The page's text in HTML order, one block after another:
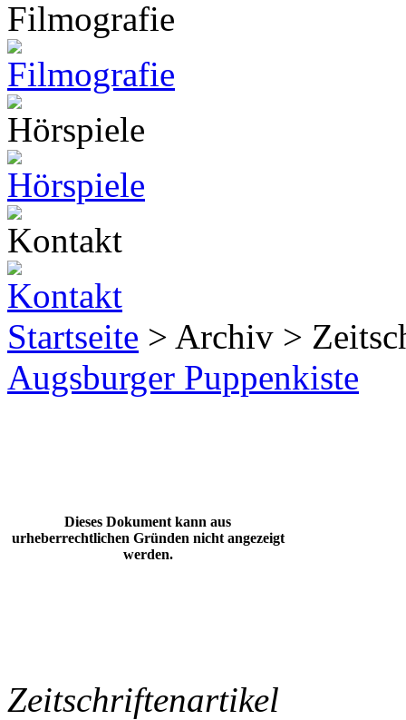
Startseite > Archiv >
Augsburger Puppenkiste
Dieses Dokument kann aus
urheberrechtlichen Gründen nicht angezeigt
werden.
Zeitschriftenartikel